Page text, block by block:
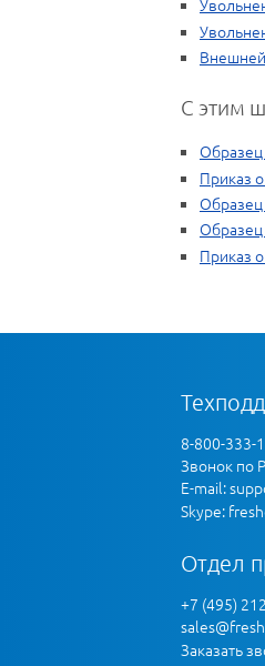
С этим
Приказ
Образец
Образец
Приказ
8-800-333-
Звонок по
E-mail:
Skype:
Отдел
+7 (495)
Заказать